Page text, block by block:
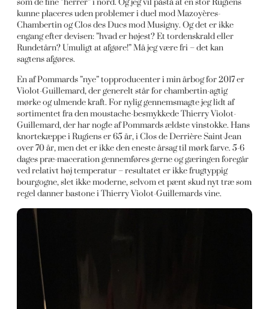
som de fine ”herrer” i nord. Og jeg vil påstå at en stor Rugiens
kunne placeres uden problemer i duel mod Mazoyères-
Chambertin og Clos des Ducs mod Musigny. Og det er ikke
engang efter devisen: ”hvad er højest? Et tordenskrald eller
Rundetårn? Umuligt at afgøre!” Må jeg være fri – det kan
sagtens afgøres.
En af Pommards ”nye” topproducenter i min årbog for 2017 er
Violot-Guillemard, der generelt står for chambertin-agtig
mørke og ulmende kraft. For nylig gennemsmagte jeg lidt af
sortimentet fra den moustache-besmykkede Thierry Violot-
Guillemard, der har nogle af Pommards ældste vinstokke. Hans
knortekæppe i Rugiens er 65 år, i Clos de Derrière Saint-Jean
over 70 år, men det er ikke den eneste årsag til mørk farve. 5-6
dages præ-maceration gennemføres gerne og gæringen foregår
ved relativt høj temperatur – resultatet er ikke frugtyppig
bourgogne, slet ikke moderne, selvom et pænt skud nyt træ som
regel danner bastone i Thierry Violot-Guillemards vine.